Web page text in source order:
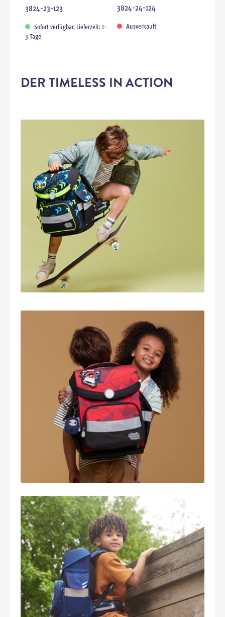
Schulranzenset
3824-23-123
Sofort verfügbar, Lieferzeit: 1-
3 Tage
Schulranzenset
3824-24-124
Ausverkauft
DER TIMELESS IN ACTION